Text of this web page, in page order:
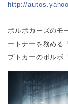
http://
ボルボカーズのモ
ートナーを務める
プトカーのボルボ